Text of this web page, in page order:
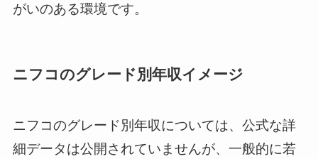
がいのある環境です。
ニフコのグレード別年収イメージ
ニフコのグレード別年収については、公式な詳
細データは公開されていませんが、一般的に若